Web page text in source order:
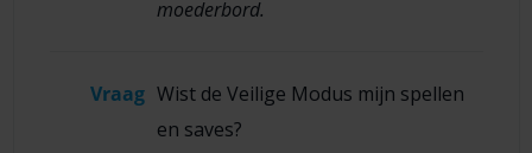
moederbord.
Vraag Wist de Veilige Modus mijn spellen
en saves?